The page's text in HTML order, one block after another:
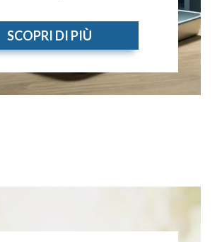
SCOPRI DI PIÙ